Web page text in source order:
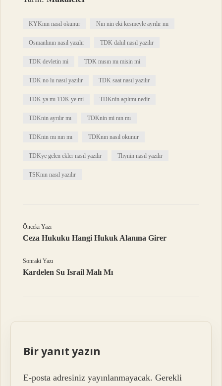
KYKnın nasıl okunur Nın nin eki kesmeyle ayrılır mı
Osmanlının nasıl yazılır TDK dahil nasıl yazılır
TDK devletin mi TDK mısın mı misin mi
TDK no lu nasıl yazılır TDK saat nasıl yazılır
TDK ya mı TDK ye mi TDKnin açılımı nedir
TDKnin ayrılır mı TDKnin mi nın mı
TDKnin mı nın mı TDKnın nasıl okunur
TDKye gelen ekler nasıl yazılır Thynin nasıl yazılır
TSKnın nasıl yazılır
Önceki Yazı
Ceza Hukuku Hangi Hukuk Alanına Girer
Sonraki Yazı
Kardelen Su Israil Malı Mı
Bir yanıt yazın
E-posta adresiniz yayınlanmayacak. Gerekli